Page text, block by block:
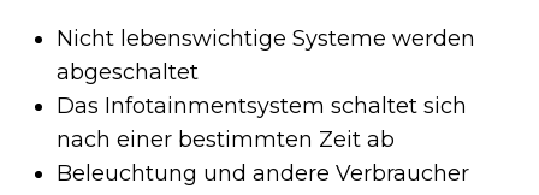
Nicht lebenswichtige Systeme werden
abgeschaltet
Das Infotainmentsystem schaltet sich
nach einer bestimmten Zeit ab
Beleuchtung und andere Verbraucher